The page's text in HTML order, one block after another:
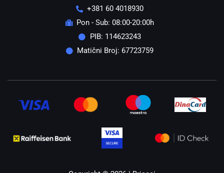
+381 60 4018930
Pon - Sub: 08:00-20:00h
PIB: 114623243
Matični Broj: 67723759